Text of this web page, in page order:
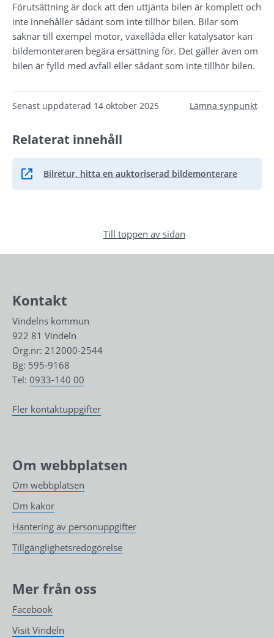
Förutsättning är dock att den uttjänta bilen är komplett och
inte innehåller sådant som inte tillhör bilen. Bilar som
saknar till exempel motor, växellåda eller katalysator kan
bildemonteraren begära ersättning för. Det gäller även om
bilen är fylld med avfall eller sådant som inte tillhör bilen.
Senast uppdaterad 14 oktober 2025 Lämna synpunkt
Relaterat innehåll
Bilretur, hitta en auktoriserad bildemonterare
Länk till annan webbplats.
Till toppen av sidan
Kontakt
Vindelns kommun
922 81 Vindeln
Org.nr: 212000-2544
Bg: 595-9168
Tel: 0933-140 00
Fler kontaktuppgifter
Om webbplatsen
Om webbplatsen
Om kakor
Hantering av personuppgifter
Tillgänglighetsredogörelse
Mer från oss
Facebook
Visit Vindeln